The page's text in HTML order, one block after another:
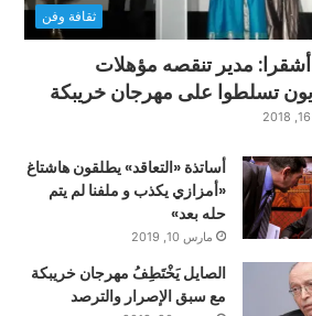
ثقافة وفن
مدير تنقصه مؤهلات
تسلطوا على مهرجان خريبكة
أساتذة «التعاقد» يطلقون هاشتاغ
«أمزازي يكذب و ملفنا لم يتم
حله بعد»
مارس 10, 2019
الصايل يَخْتَطِفُ مهرجان خريبكة
مع سبق الإصرار والترصد